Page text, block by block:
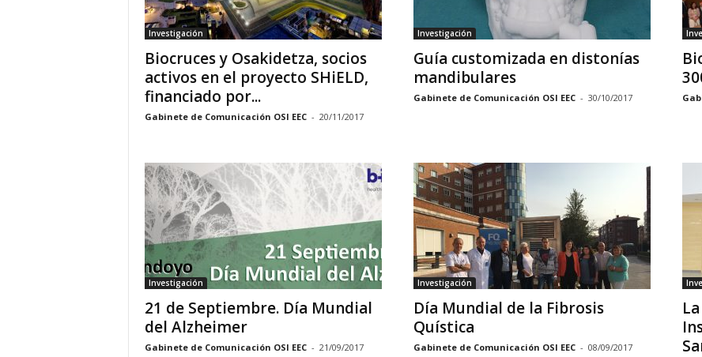
Investigación
Biocruces y Osakidetza, socios
activos en el proyecto SHiELD,
financiado por...
Gabinete de Comunicación OSI EEC - 20/11/2017
Investigación
Guía customizada en distonías
mandibulares
Gabinete de Comunicación OSI EEC - 30/10/2017
Investigación
21 de Septiembre. Día Mundial
del Alzheimer
Gabinete de Comunicación OSI EEC - 21/09/2017
Investigación
Día Mundial de la Fibrosis
Quística
Gabinete de Comunicación OSI EEC - 08/09/2017